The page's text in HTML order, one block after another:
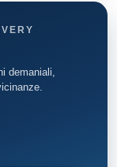
demaniali,